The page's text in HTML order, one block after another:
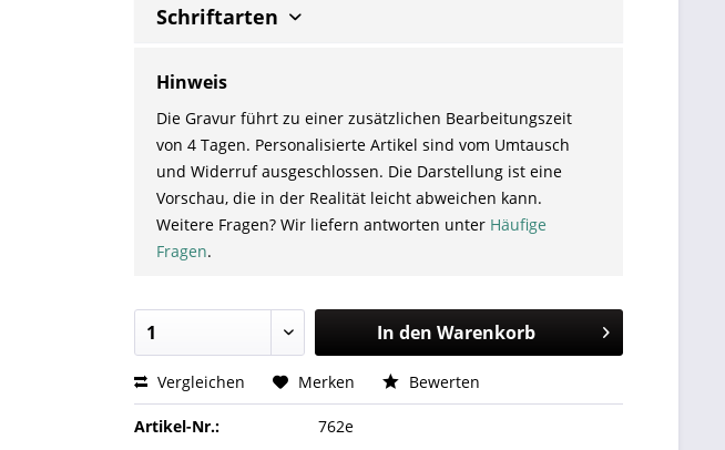
Schriftarten
Hinweis
Die Gravur führt zu einer zusätzlichen Bearbeitungszeit
von 4 Tagen. Personalisierte Artikel sind vom Umtausch
und Widerruf ausgeschlossen. Die Darstellung ist eine
Vorschau, die in der Realität leicht abweichen kann.
Weitere Fragen? Wir liefern antworten unter Häufige
Fragen.
In den Warenkorb
Vergleichen Merken Bewerten
Artikel-Nr.: 762e